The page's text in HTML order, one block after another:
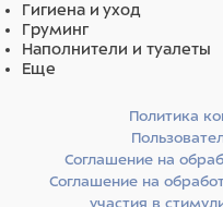
Гигиена и уход
Груминг
Наполнители и туалеты
Еще
Политика
Соглашение на
Соглашение на
участия в